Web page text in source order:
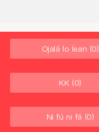
Ojalá lo lean (0)
KK (0)
Ni fú ni fá (0)